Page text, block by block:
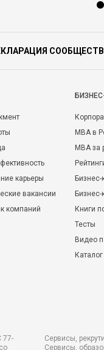
карьеры
вакансии
компаний
MBA в
MBA
Бизнес-
Книги
Тесты
Видео
77-
Сервисы,
Сервисы,